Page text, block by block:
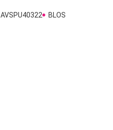
AVSPU40322 BLOS